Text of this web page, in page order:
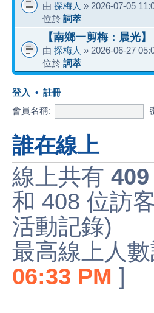
由 探梅人 » 2026-07-05
位於 詞萃
【南鄉一剪梅：晨光】
由 探梅人 » 2026-06-27
位於 詞萃
登入 • 註冊
會員名稱:
誰在線上
線上共有 409
和 408 位訪
活動記錄)
最高線上人
06:33 PM ]